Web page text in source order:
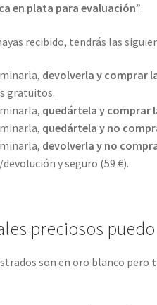
en plata para evaluación”.
recibido, tendrás las
devolverla y comprar
gratuitos.
quedártela y comprar
quedártela y no
devolverla y no
y seguro (59 €).
preciosos
son en oro blanco pero